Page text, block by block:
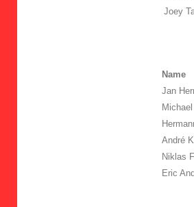
Joey
Name
Jan
André
Niklas
Eric